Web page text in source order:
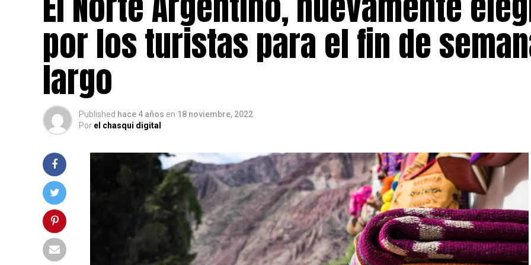
por los turistas para el fin de
largo
Published hace 4 años en 18 noviembre, 2022
Por el chasqui digital